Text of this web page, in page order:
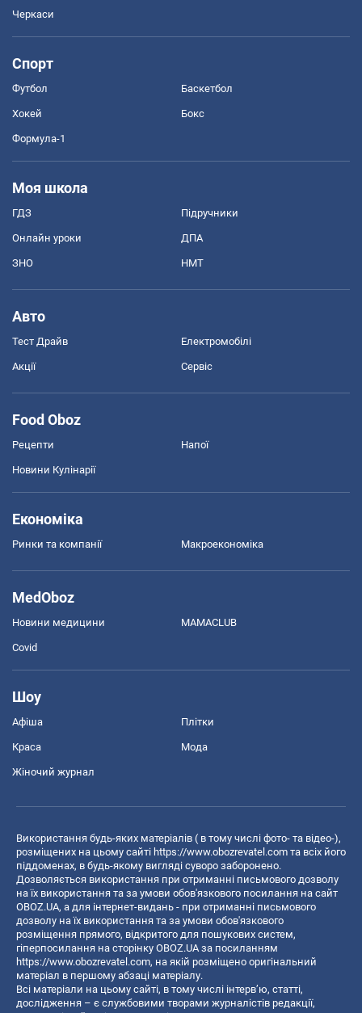
Черкаси
Спорт
Футбол Баскетбол
Хокей Бокс
Формула-1
Моя школа
ГДЗ Підручники
Онлайн уроки ДПА
ЗНО НМТ
Авто
Тест Драйв Електромобілі
Акції Сервіс
Food Oboz
Рецепти Напої
Новини Кулінарії
Економіка
Ринки та компанії Макроекономіка
MedOboz
Новини медицини MAMACLUB
Covid
Шоу
Афіша Плітки
Краса Мода
Жіночий журнал
Використання будь-яких матеріалів ( в тому числі фото- та відео-),
розміщених на цьому сайті https://www.obozrevatel.com та всіх його
піддоменах, в будь-якому вигляді суворо заборонено.
Дозволяється використання при отриманні письмового дозволу
на їх використання та за умови обов'язкового посилання на сайт
OBOZ.UA, а для інтернет-видань - при отриманні письмового
дозволу на їх використання та за умови обов'язкового
розміщення прямого, відкритого для пошукових систем,
гіперпосилання на сторінку OBOZ.UA за посиланням
https://www.obozrevatel.com, на якій розміщено оригінальний
матеріал в першому абзаці матеріалу.
Всі матеріали на цьому сайті, в тому числі інтерв’ю, статті,
дослідження – є службовими творами журналістів редакції,